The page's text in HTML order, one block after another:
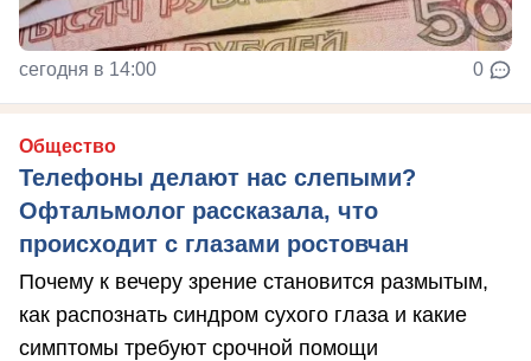
сегодня в 14:00 0
Общество
Телефоны делают нас слепыми?
Офтальмолог рассказала, что
происходит с глазами ростовчан
Почему к вечеру зрение становится размытым,
как распознать синдром сухого глаза и какие
симптомы требуют срочной помощи